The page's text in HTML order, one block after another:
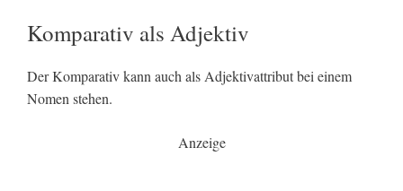
Komparativ als Adjektiv
Der Komparativ kann auch als Adjektivattribut bei einem
Nomen stehen.
Anzeige